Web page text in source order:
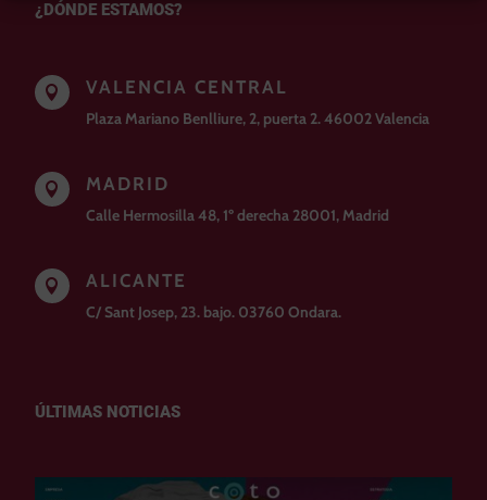
¿DÓNDE ESTAMOS?
 VALENCIA CENTRAL
Plaza Mariano Benlliure, 2, puerta 2. 46002 Valencia
 MADRID
Calle Hermosilla 48, 1º derecha 28001, Madrid
 ALICANTE
C/ Sant Josep, 23. bajo. 03760 Ondara.
ÚLTIMAS NOTICIAS